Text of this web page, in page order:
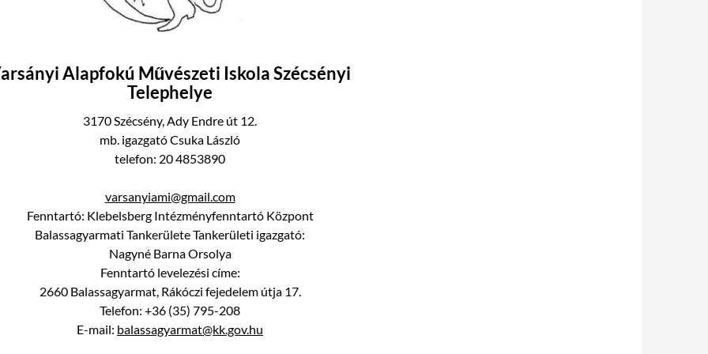
Alapfokú Művészeti Iskola Szécsényi
Telephelye
3170 Szécsény, Ady Endre út 12.
mb. igazgató Csuka László
telefon: 20 4853890
varsanyiami@gmail.com
Fenntartó: Klebelsberg Intézményfenntartó Központ
Balassagyarmati Tankerülete Tankerületi igazgató:
Nagyné Barna Orsolya
Fenntartó levelezési címe:
2660 Balassagyarmat, Rákóczi fejedelem útja 17.
Telefon: +36 (35) 795-208
E-mail: balassagyarmat@kk.gov.hu